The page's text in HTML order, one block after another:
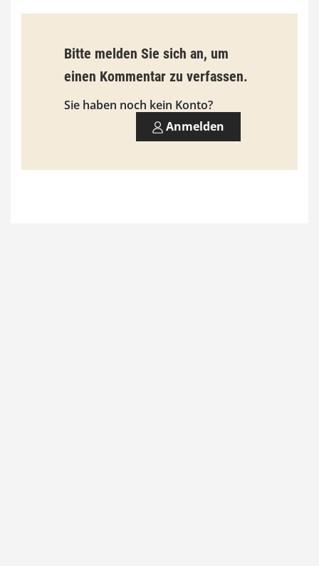
€
i
s
9
0
Bitte melden Sie sich an, um
einen Kommentar zu verfassen.
Sie haben noch kein Konto?
Anmelden